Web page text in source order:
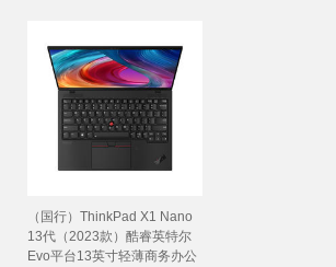
（国行）ThinkPad X1 Nano
13代（2023款）酷睿英特尔
Evo平台13英寸轻薄商务办公